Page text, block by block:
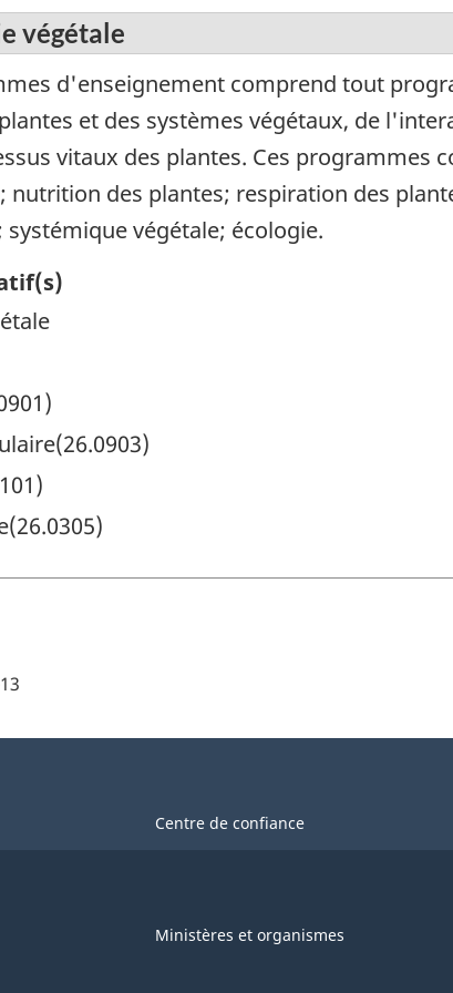
végétale
d'enseignement comprend tout
et des systèmes végétaux, de
vitaux des plantes. Ces
nutrition des plantes; respiration des
végétale; écologie.
Centre de confiance
Ministères et organismes